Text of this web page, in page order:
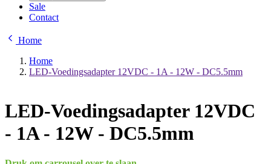
Sale
Contact
Home
Home
LED-Voedingsadapter 12VDC - 1A - 12W - DC5.5mm
LED-Voedingsadapter 12VDC
- 1A - 12W - DC5.5mm